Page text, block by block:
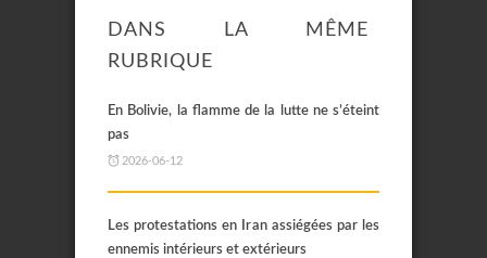
DANS LA MÊME
RUBRIQUE
En Bolivie, la flamme de la lutte ne s’éteint
pas
2026-06-12
Les protestations en Iran assiégées par les
ennemis intérieurs et extérieurs